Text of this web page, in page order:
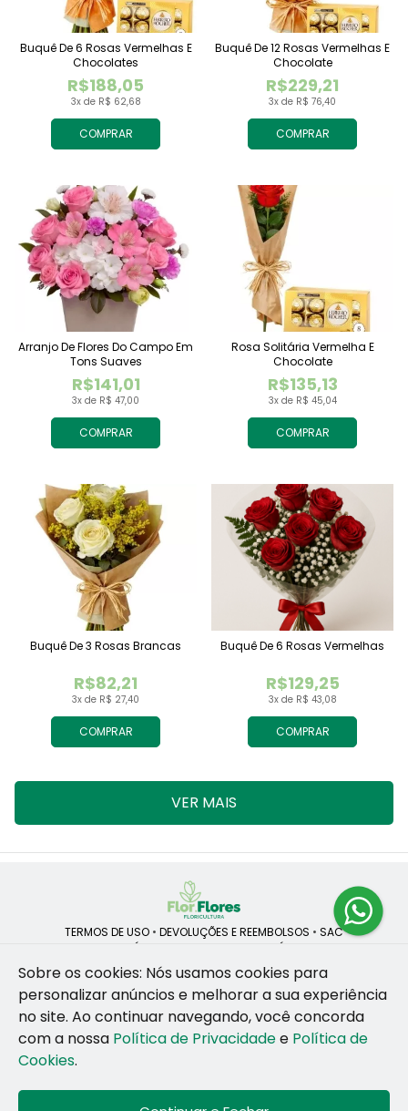
COMPRAR
3x de R$ 62,68
R$188,05
Buquê De 6 Rosas Vermelhas E
Chocolates
COMPRAR
3x de R$ 76,40
R$229,21
Buquê De 12 Rosas Vermelhas E
Chocolate
COMPRAR
3x de R$ 47,00
R$141,01
Arranjo De Flores Do Campo Em
Tons Suaves
COMPRAR
3x de R$ 45,04
R$135,13
Rosa Solitária Vermelha E
Chocolate
COMPRAR
3x de R$ 27,40
R$82,21
Buquê De 3 Rosas Brancas
COMPRAR
3x de R$ 43,08
R$129,25
Buquê De 6 Rosas Vermelhas
VER MAIS
TERMOS DE USO • DEVOLUÇÕES E REEMBOLSOS • SAC
POLÍTICA DE PRIVACIDADE POLÍTICA DE COOKIES
ROSANE CRISTINA LINS DE VESCONCELOS | CNPJ: 55.381.783/0001-92
CAIS SANTA RITA, no SN, BOX 34-35, Sao Jose - Recife - PE - 50020-
© 2024-2026 - Todos os direitos reservados - Desenvolvido por
Sobre os cookies: Nós usamos cookies para
personalizar anúncios e melhorar a sua experiência
no site. Ao continuar navegando, você concorda
com a nossa Política de Privacidadee Política de
Cookies.